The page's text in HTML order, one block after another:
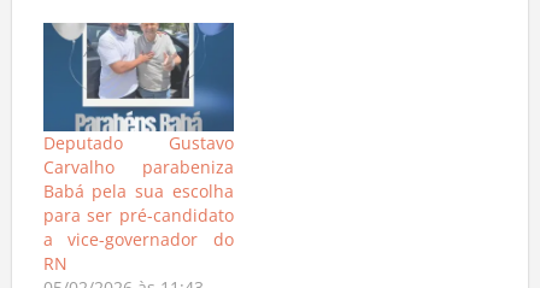
Deputado Gustavo
Carvalho parabeniza
Babá pela sua escolha
para ser pré-candidato
a vice-governador do
RN